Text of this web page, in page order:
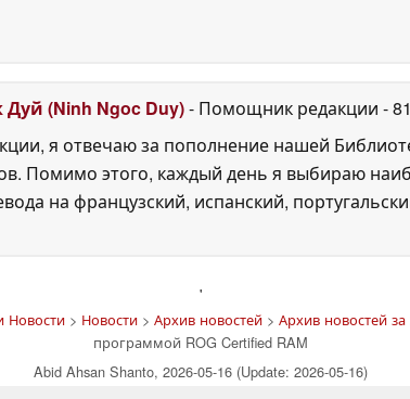
(Ninh Ngoc Duy)- Помощник редакции -
я отвечаю за пополнение нашей
Помимо этого, каждый день я выбираю
на французский, испанский,
'
Новости> Новости> Архив новостей> Архив новостей
программой ROG Certified RAM
Abid Ahsan Shanto, 2026-05-16 (Update: 2026-05-16)